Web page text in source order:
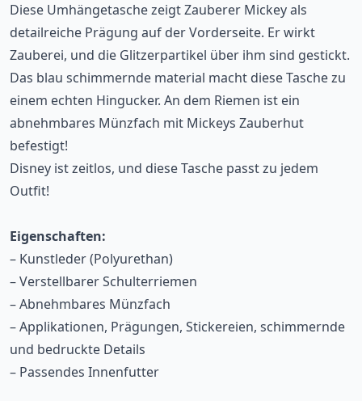
Diese Umhängetasche zeigt Zauberer Mickey als
detailreiche Prägung auf der Vorderseite. Er wirkt
Zauberei, und die Glitzerpartikel über ihm sind gestickt.
Das blau schimmernde material macht diese Tasche zu
einem echten Hingucker. An dem Riemen ist ein
abnehmbares Münzfach mit Mickeys Zauberhut
befestigt!
Disney ist zeitlos, und diese Tasche passt zu jedem
Outfit!
Eigenschaften:
– Kunstleder (Polyurethan)
– Verstellbarer Schulterriemen
– Abnehmbares Münzfach
– Applikationen, Prägungen, Stickereien, schimmernde
und bedruckte Details
– Passendes Innenfutter